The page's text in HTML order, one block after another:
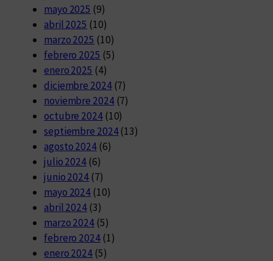
mayo 2025 (9)
abril 2025 (10)
marzo 2025 (10)
febrero 2025 (5)
enero 2025 (4)
diciembre 2024(7)
noviembre 2024(7)
octubre 2024(10)
septiembre 2024(13)
agosto 2024(6)
julio 2024 (6)
junio 2024 (7)
mayo 2024 (10)
abril 2024 (3)
marzo 2024 (5)
febrero 2024(1)
enero 2024 (5)